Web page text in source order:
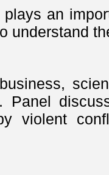
plays an
understand
Panel
violent